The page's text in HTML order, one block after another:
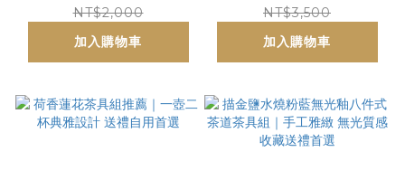
NT$2,000
加入購物車
NT$3,500
加入購物車